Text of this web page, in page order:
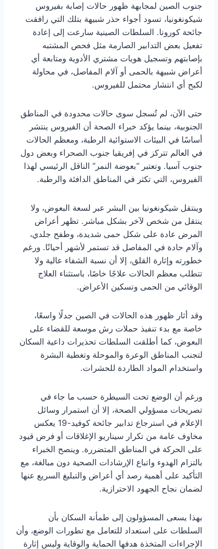
جنوب الصين لمجابهة ظهور حالات إصابة بفيروس
شيكونغونيا، تسود أجواء حذر شبيهة بتلك التي رافقت
جائحة كورونا. السلطات الصينية سارعت إلى إعادة
تفعيل بعض التدابير الصارمة مثل فحص المشتبه
بإصابتهم وتسجيل هويات مشتري الأدوية ومتابعة أي
أعراض شبيهة بالحمى أو آلام المفاصل، في محاولة
لكبح أي انتشار محتمل للفيروس.
حتى الآن، لم تُسجل سوى حالات محدودة في المناطق
الجنوبية، بينما يؤكد خبراء الصحة أن الفيروس ينتشر
أساسًا في البيئات الاستوائية الرطبة، ومعظم الحالات
في العالم تتركز في إفريقيا جنوب الصحراء وبعض دول
جنوب آسيا. وتعتبر “بعوضة النمر” الناقل الرئيسي لهذا
الفيروس، التي تكثر في المناطق الدافئة والرطبة.
وينتقل شيكونغونيا بين البشر عبر لسعة البعوض، ولا
ينتقل من شخص لآخر بشكل مباشر. تظهر أعراض
المرض عادة على شكل حمى شديدة، وطفح جلدي،
وآلام حادة في المفاصل قد تستمر لأشهر أحيانًا. ورغم
خطورته وإثارة القلق، إلا أن نسبة الشفاء عالية ولا
تتطلب معظم الحالات علاجًا خاصًا، باستثناء العلاج
الوقائي من الحمى وتسكين الأعراض.
وقد أثار ظهور هذه الحالات في الصين جدلًا واسعًا،
خاصة مع بدء تنفيذ حملات رش موسعة للقضاء على
البعوض، كما أطلقت السلطات تحذيرات داعية السكان
لتجنب المناطق الوعرة والموحلة وتغطية البشرة
واستخدام المواد الطاردة للحشرات.
ورغم أن الوضع تحت السيطرة حسب ما جاء في
تصريحات مسؤولي الصحة، إلا أن استمرار وسائل
الإعلام في استرجاع تدابير جائحة كوفيد-19 يعكس
مخاوف عامة من تكرار سيناريو الإغلاقات أو فرض قيود
على الحركة في المناطق المتضررة. وينصح الخبراء
بالتزام الهدوء واتباع الإرشادات الصحية دون مبالغة، مع
التأكيد على أهمية رصد أي أعراض والتبليغ السريع عنها
لضمان نجاح الجهود الاحترازية.
بهذا يسعى المسؤولون إلى طمأنة السكان بأن
السلطات على استعداد للتعامل مع تطورات الوضع، وأن
الإجراءات المتخذة هدفها الحماية والوقاية وليس إثارة